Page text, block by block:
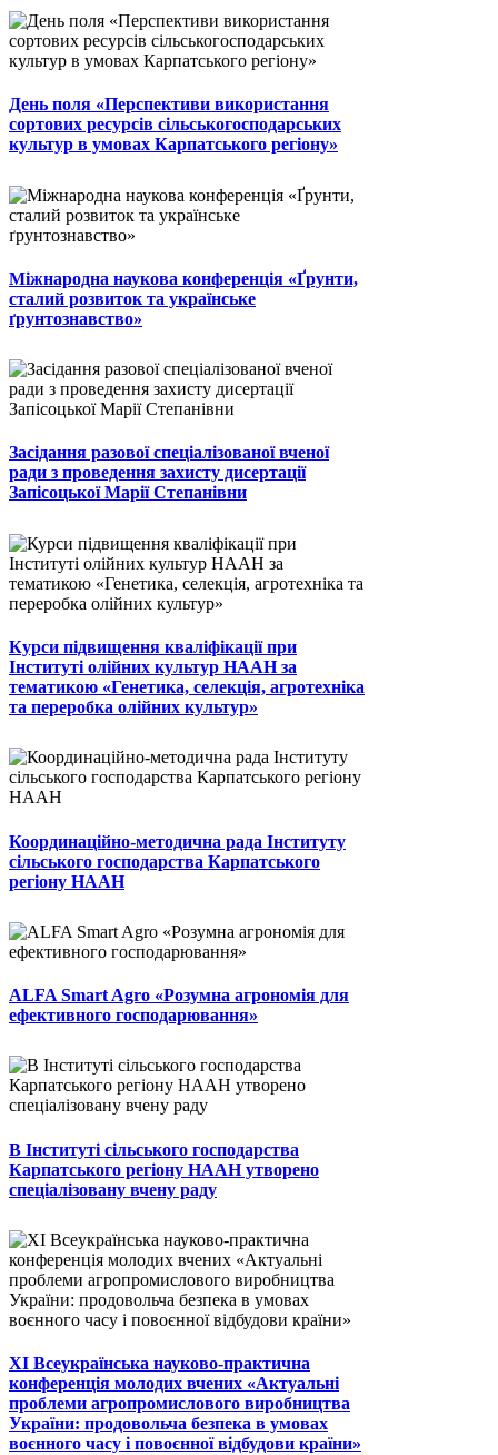
День поля «Перспективи використання
сортових ресурсів сільськогосподарських
культур в умовах Карпатського регіону»
Міжнародна наукова конференція «Ґрунти,
сталий розвиток та українське
ґрунтознавство»
Засідання разової спеціалізованої вченої
ради з проведення захисту дисертації
Запісоцької Марії Степанівни
Курси підвищення кваліфікації при
Інституті олійних культур НААН за
тематикою «Генетика, селекція, агротехніка
та переробка олійних культур»
Координаційно-методична рада Інституту
сільського господарства Карпатського
регіону НААН
ALFA Smart Agro «Розумна агрономія для
ефективного господарювання»
В Інституті сільського господарства
Карпатського регіону НААН утворено
спеціалізовану вчену раду
ХІ Всеукраїнська науково-практична
конференція молодих вчених «Актуальні
проблеми агропромислового виробництва
України: продовольча безпека в умовах
воєнного часу і повоєнної відбудови країни»